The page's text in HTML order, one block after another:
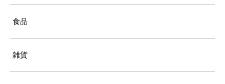
食品
雑貨